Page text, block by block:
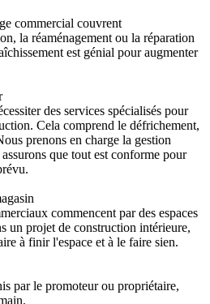
commercial couvrent
la réaménagement ou la réparation
est génial pour augmenter
des services spécialisés pour
Cela comprend le défrichement,
prenons en charge la gestion
que tout est conforme pour
commencent par des espaces
un projet de construction intérieure,
à finir l'espace et à le faire sien.
par le promoteur ou propriétaire,